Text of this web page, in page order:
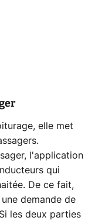
elle met
l'application
qui
De ce fait,
demande de
les deux parties